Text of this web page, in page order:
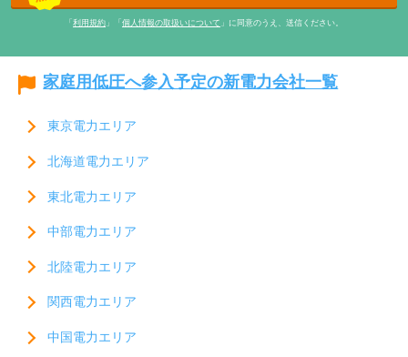
「 利用規約 」「 個人情報の取扱いについて 」に同意のうえ、送信ください。
家庭用低圧へ参入予定の新電力会社一覧
東京電力エリア
北海道電力エリア
東北電力エリア
中部電力エリア
北陸電力エリア
関西電力エリア
中国電力エリア